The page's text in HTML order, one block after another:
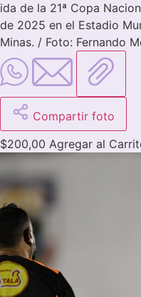
ida de la 21ª Copa
de 2025 en el Estadio
Minas. / Foto: Fernando
Compartir foto
$200,00 Agregar al